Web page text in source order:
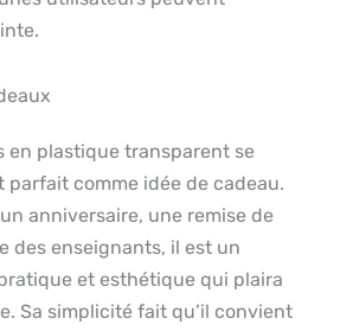
en plastique transparent se
parfait comme idée de cadeau.
anniversaire, une remise de
des enseignants, il est un
et esthétique qui plaira
Sa simplicité fait qu’il convient